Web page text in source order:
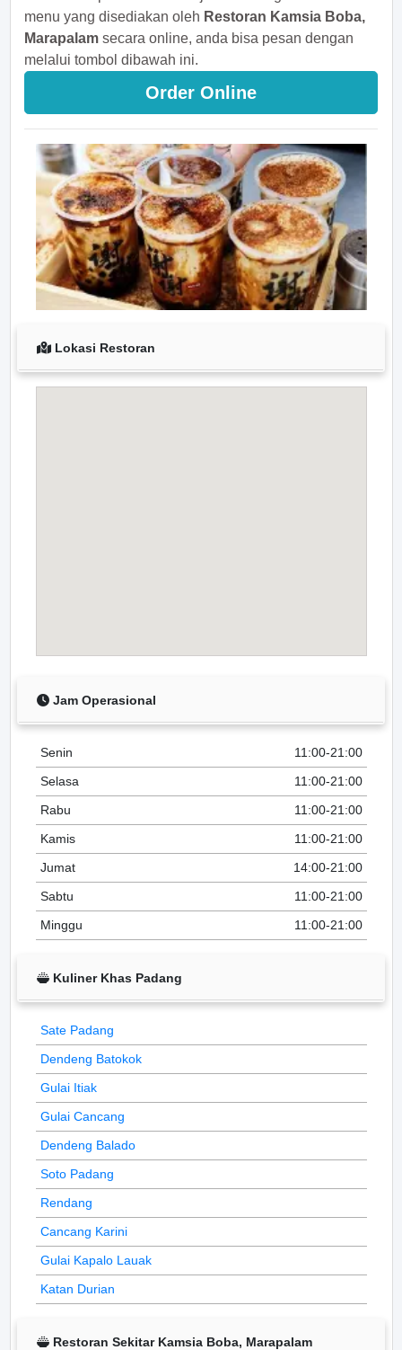
menu yang disediakan oleh Restoran Kamsia Boba,
Marapalam secara online, anda bisa pesan dengan
melalui tombol dibawah ini.
Order Online
Lokasi Restoran
Jam Operasional
Senin
11:00-21:00
Selasa
11:00-21:00
Rabu
11:00-21:00
Kamis
11:00-21:00
Jumat
14:00-21:00
Sabtu
11:00-21:00
Minggu
11:00-21:00
Kuliner Khas Padang
Sate Padang
Dendeng Batokok
Gulai Itiak
Gulai Cancang
Dendeng Balado
Soto Padang
Rendang
Cancang Karini
Gulai Kapalo Lauak
Katan Durian
Restoran Sekitar Kamsia Boba, Marapalam